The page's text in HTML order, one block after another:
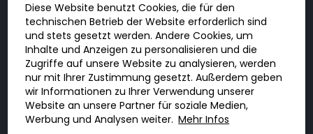
Doktorabc.com ist eine Vermittlungsplattform. Doktorabc ist ausdrücklich
keine Internetapotheke. Doktorabc bietet keine Medikamente oder
sonstige Produkte an oder liefert diese. Jegliche Informationen zu
Produkten, Medikamenten und Preisen auf der Internetseite beinhalten
kein Angebot von Doktorabc an Sie. Für die Einhaltung der in Ihrem Land
geltenden Gesetze und sonstigen Rechtsvorschriften sind Sie als Nutzer
selbst verantwortlich. Die Nutzung unseres Services auf Doktorabc durch
Sie erfolgt auf eigenes Risiko und in eigener Verantwortung. Sie erklären,
diese Internetseite aus eigener Initiative zu besuchen und zu nutzen.
Diese Website benutzt Cookies, die für den
technischen Betrieb der Website erforderlich sind
und stets gesetzt werden. Andere Cookies, um
Inhalte und Anzeigen zu personalisieren und die
Zugriffe auf unsere Website zu analysieren, werden
nur mit Ihrer Zustimmung gesetzt. Außerdem geben
wir Informationen zu Ihrer Verwendung unserer
Website an unsere Partner für soziale Medien,
Werbung und Analysen weiter. Mehr Infos